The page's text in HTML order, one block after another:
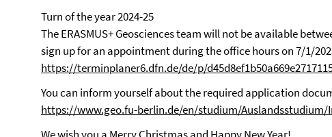
Turn of the year 2024-25
The ERASMUS+ Geosciences team will not be available
sign up for an appointment during the office hours on 7/1/
https://terminplaner6.dfn.de/de/p/
You can inform yourself about the required application
https://www.geo.fu-berlin.de/en/studium/